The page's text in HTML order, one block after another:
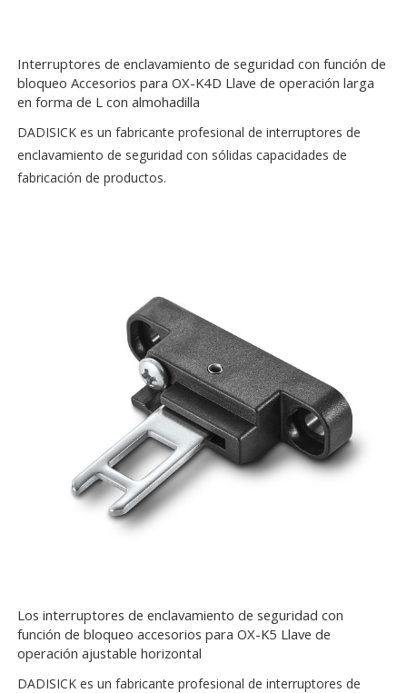
Interruptores de enclavamiento de seguridad con función de
bloqueo Accesorios para OX-K4D Llave de operación larga
en forma de L con almohadilla
DADISICK es un fabricante profesional de interruptores de
enclavamiento de seguridad con sólidas capacidades de
fabricación de productos.
Los interruptores de enclavamiento de seguridad con
función de bloqueo accesorios para OX-K5 Llave de
operación ajustable horizontal
DADISICK es un fabricante profesional de interruptores de